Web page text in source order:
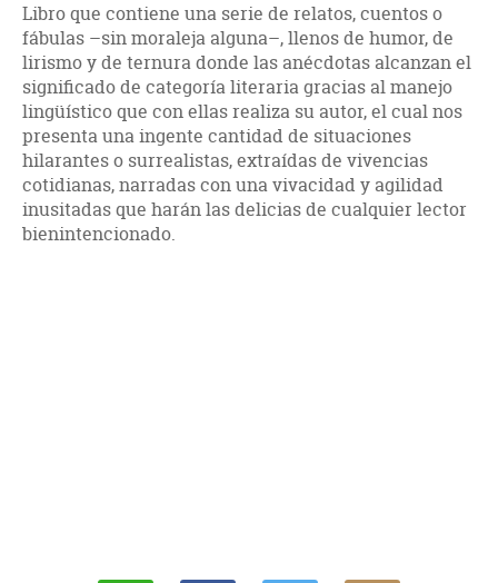
Libro que contiene una serie de relatos, cuentos o
fábulas –sin moraleja alguna–, llenos de humor, de
lirismo y de ternura donde las anécdotas alcanzan el
significado de categoría literaria gracias al manejo
lingüístico que con ellas realiza su autor, el cual nos
presenta una ingente cantidad de situaciones
hilarantes o surrealistas, extraídas de vivencias
cotidianas, narradas con una vivacidad y agilidad
inusitadas que harán las delicias de cualquier lector
bienintencionado.